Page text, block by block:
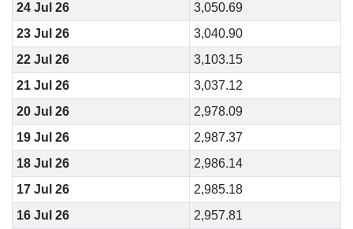
24 Jul 26
3,050.69
23 Jul 26
3,040.90
22 Jul 26
3,103.15
21 Jul 26
3,037.12
20 Jul 26
2,978.09
19 Jul 26
2,987.37
18 Jul 26
2,986.14
17 Jul 26
2,985.18
16 Jul 26
2,957.81